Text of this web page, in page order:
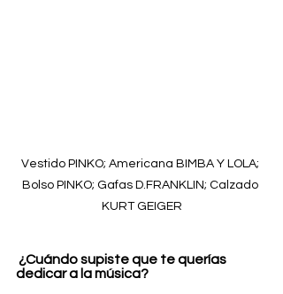
Vestido PINKO; Americana BIMBA Y LOLA;
Bolso PINKO; Gafas D.FRANKLIN; Calzado
KURT GEIGER
¿Cuándo supiste que te querías
dedicar a la música?